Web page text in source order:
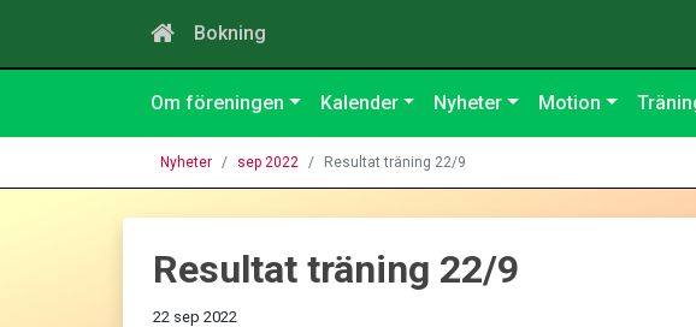
Bokning
Om föreningen Kalender Nyheter Motion
Nyheter sep 2022 Resultat träning 22/9
Resultat träning 22/9
22 sep 2022